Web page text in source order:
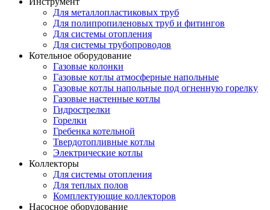
Для металлопластиковых труб
Для полипропиленовых труб и фитингов
Для системы отопления
Для системы трубопроводов
Котельное оборудование
Газовые колонки
Газовые котлы атмосферные напольные
Газовые котлы напольные под огненную горелку
Газовые настенные котлы
Гидрострелки
Горелки
Гребенка котельной
Твердотопливные котлы
Электрические котлы
Коллекторы
Для системы отопления
Для теплых полов
Комплектующие коллекторов
Насосное оборудование